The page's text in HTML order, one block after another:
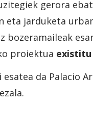
gerora
eta jarduketa
bozeramaileak
proiektua existitu
da Palacio